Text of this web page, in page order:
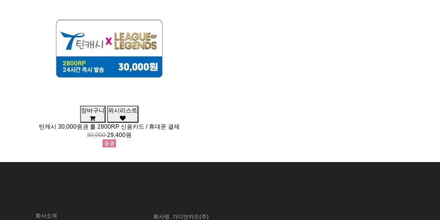
장바구니 위시리스트
틴캐시 30,000원권 롤 2800RP 신용카드 / 휴대폰 결제
30,00029,400원
회사소개 회사명. 가디언카드(주)